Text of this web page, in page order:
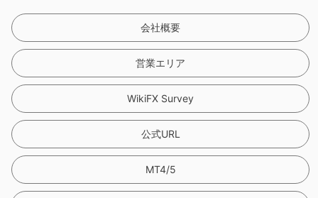
会社概要
営業エリア
WikiFX Survey
公式URL
MT4/5